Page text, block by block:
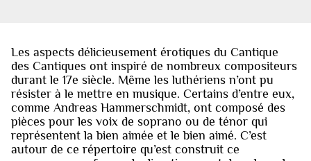
Les aspects délicieusement érotiques du Cantique
des Cantiques ont inspiré de nombreux compositeurs
durant le 17e siècle. Même les luthériens n’ont pu
résister à le mettre en musique. Certains d’entre eux,
comme Andreas Hammerschmidt, ont composé des
pièces pour les voix de soprano ou de ténor qui
représentent la bien aimée et le bien aimé. C’est
autour de ce répertoire qu’est construit ce